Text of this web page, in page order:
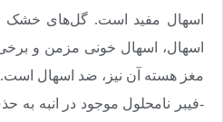
اسهال مفید است. گل‌های خشک
اسهال، اسهال خونی مزمن و
مغز هسته آن نیز، ضد اسهال است.
-فیبر نامحلول موجود در انبه